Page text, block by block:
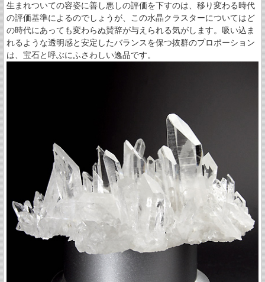
生まれついての容姿に善し悪しの評価を下すのは、移り変わる時代
の評価基準によるのでしょうが、この水晶クラスターについてはど
の時代にあっても変わらぬ賛辞が与えられる気がします。吸い込ま
れるような透明感と安定したバランスを保つ抜群のプロポーション
は、宝石と呼ぶにふさわしい逸品です。